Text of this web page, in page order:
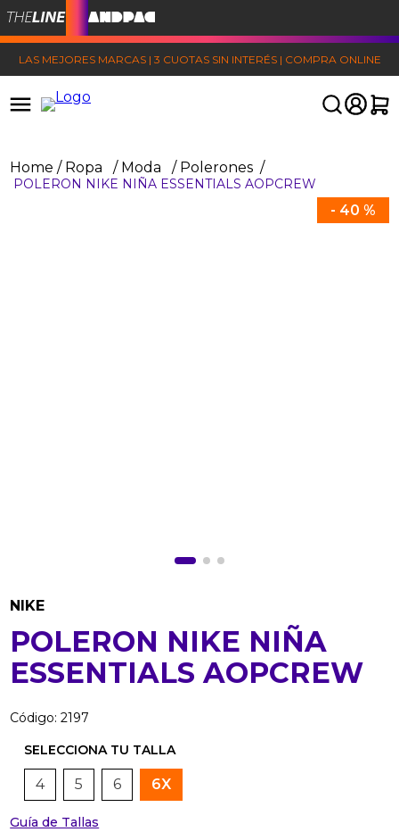
LAS MEJORES MARCAS | 3 CUOTAS SIN INTERÉS | COMPRA ONLINE
Ropa Moda Polerones
POLERON NIKE NIÑA ESSENTIALS AOPCREW
- 40 %
NIKE
POLERON NIKE NIÑA
ESSENTIALS AOPCREW
Código:2197
4 5 6 6X
Guía de Tallas